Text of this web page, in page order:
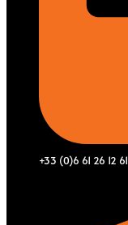
+33 (0)6 61 26 12 61